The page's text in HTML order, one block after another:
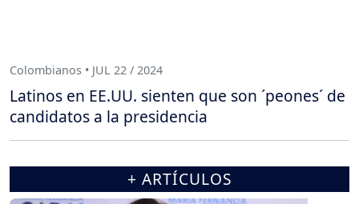
Colombianos • JUL 22 / 2024
Latinos en EE.UU. sienten que son ´peones´ de
candidatos a la presidencia
+ ARTÍCULOS